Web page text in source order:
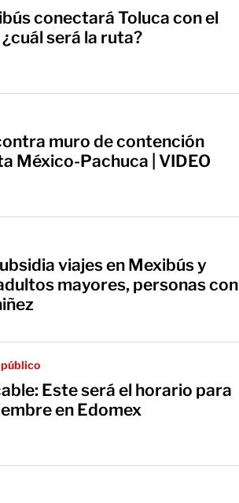
conectará Toluca con el
será la ruta?
muro de contención
México-Pachuca | VIDEO
viajes en Mexibús y
mayores, personas con
Este será el horario para
en Edomex